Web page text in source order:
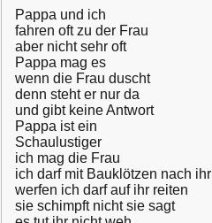
Pappa und ich
fahren oft zu der Frau
aber nicht sehr oft
Pappa mag es
wenn die Frau duscht
denn steht er nur da
und gibt keine Antwort
Pappa ist ein
Schaulustiger
ich mag die Frau
ich darf mit Bauklötzen nach ihr
werfen ich darf auf ihr reiten
sie schimpft nicht sie sagt